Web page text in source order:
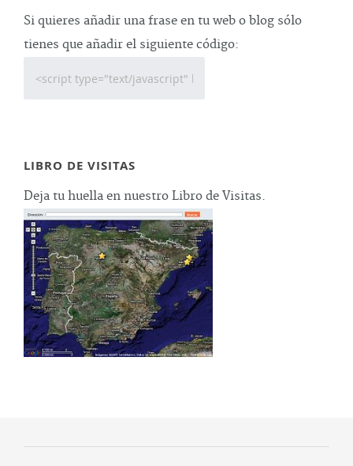
Si quieres añadir una frase en tu web o blog sólo
tienes que añadir el siguiente código:
LIBRO DE VISITAS
Deja tu huella en nuestro Libro de Visitas.